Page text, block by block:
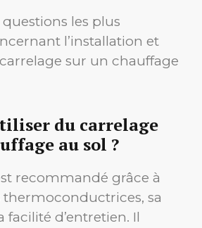
les plus
l’installation et
sur un chauffage
du carrelage
au sol ?
recommandé grâce à
thermoconductrices, sa
facilité d’entretien. Il